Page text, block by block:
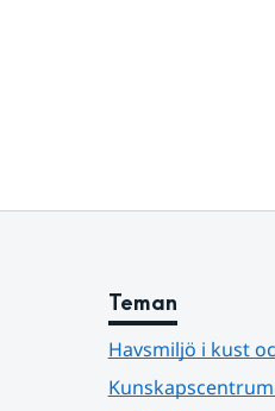
Teman
Havsmiljö i kust